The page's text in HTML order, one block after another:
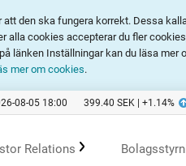
den ska fungera korrekt. Dessa
alla cookies accepterar du fler
länken Inställningar kan du läsa mer
mer om cookies.
08-05 18:00 399.40 SEK | +1.14%
Relations